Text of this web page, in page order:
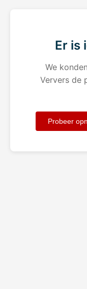
Er is
We
Ververs de
Probeer